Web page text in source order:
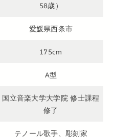
58歳）
愛媛県西条市
175cm
A型
国立音楽大学大学院 修士課程
修了
テノール歌手、彫刻家